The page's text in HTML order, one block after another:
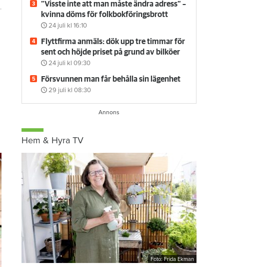
”Visste inte att man måste ändra adress” –
kvinna döms för folkbokföringsbrott
24 juli kl 16:10
Flyttfirma anmäls: dök upp tre timmar för
sent och höjde priset på grund av bilköer
24 juli kl 09:30
Försvunnen man får behålla sin lägenhet
29 juli kl 08:30
Hem & Hyra TV
Foto: Frida Ekman